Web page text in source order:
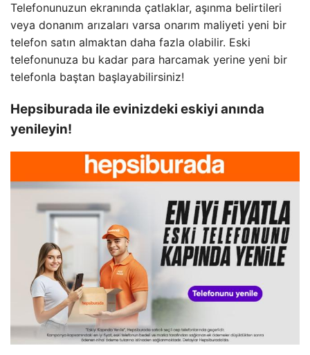
Telefonunuzun ekranında çatlaklar, aşınma belirtileri
veya donanım arızaları varsa onarım maliyeti yeni bir
telefon satın almaktan daha fazla olabilir. Eski
telefonunuza bu kadar para harcamak yerine yeni bir
telefonla baştan başlayabilirsiniz!
Hepsiburada ile evinizdeki eskiyi anında
yenileyin!